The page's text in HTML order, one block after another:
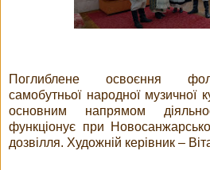
Поглиблене освоєння
самобутньої народної музичної
основним напрямом
функціонує при
дозвілля. Художній керівник –